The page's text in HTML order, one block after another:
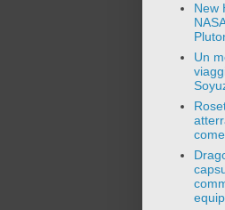
New
Un